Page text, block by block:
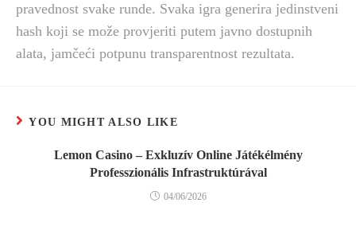
pravednost svake runde. Svaka igra generira jedinstveni
hash koji se može provjeriti putem javno dostupnih
alata, jamčeći potpunu transparentnost rezultata.
YOU MIGHT ALSO LIKE
Lemon Casino – Exkluzív Online Játékélmény
Professzionális Infrastruktúrával
04/06/2026